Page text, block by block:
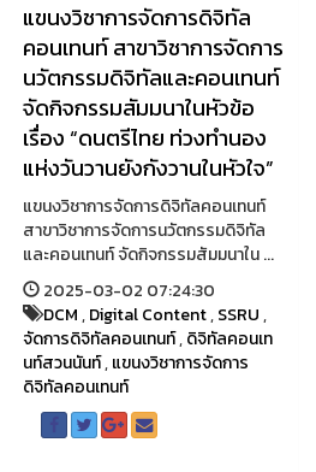
แขนงวิชาการจัดการดิจิทัล
คอนเทนท์ สาขาวิชาการจัดการ
นวัตกรรมดิจิทัลและคอนเทนท์
จัดกิจกรรมสัมมนาในหัวข้อ
เรื่อง “ดนตรีไทย ท่วงทำนอง
แห่งวันวานยังกังวานในหัวใจ”
แขนงวิชาการจัดการดิจิทัลคอนเทนท์
สาขาวิชาการจัดการนวัตกรรมดิจิทัล
และคอนเทนท์ จัดกิจกรรมสัมมนาใน ...
2025-03-02 07:24:30
DCM,Digital Content,SSRU,
จัดการดิจิทัลคอนเทนท์,ดิจิทัลคอนเท
นท์สวนนันท์,แขนงวิชาการจัดการ
ดิจิทัลคอนเทนท์